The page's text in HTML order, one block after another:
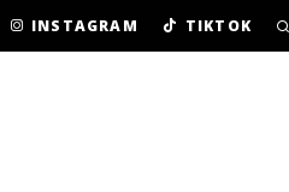
INSTAGRAM TIKTOK